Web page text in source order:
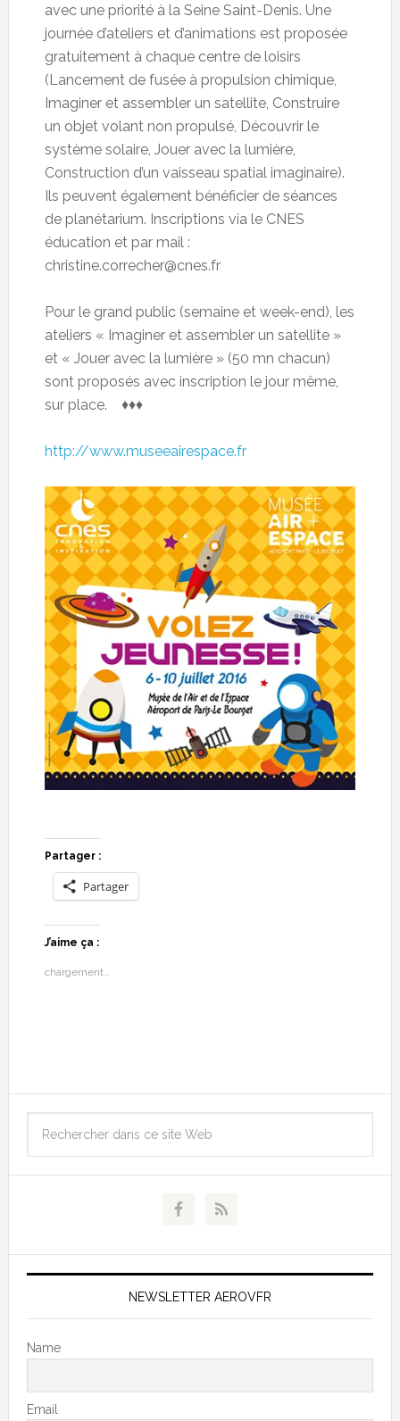
avec une priorité à la Seine Saint-Denis. Une
journée d’ateliers et d’animations est proposée
gratuitement à chaque centre de loisirs
(Lancement de fusée à propulsion chimique,
Imaginer et assembler un satellite, Construire
un objet volant non propulsé, Découvrir le
système solaire, Jouer avec la lumière,
Construction d’un vaisseau spatial imaginaire).
Ils peuvent également bénéficier de séances
de planétarium. Inscriptions via le CNES
éducation et par mail :
christine.correcher@cnes.fr
Pour le grand public (semaine et week-end), les
ateliers « Imaginer et assembler un satellite »
et « Jouer avec la lumière » (50 mn chacun)
sont proposés avec inscription le jour même,
sur place. ♦♦♦
http://www.museeairespace.fr
Partager :
Partager
J’aime ça :
chargement…
NEWSLETTER AEROVFR
Name
Email